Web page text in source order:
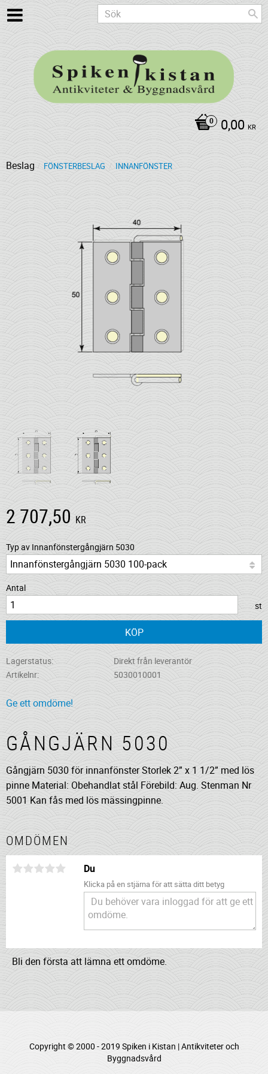
0,00 KR
Beslag FÖNSTERBESLAG INNANFÖNSTER
2 707,50 KR
Typ av Innanfönstergångjärn 5030
Antal
st
KÖP
Lagerstatus
Direkt från leverantör
Artikelnr
5030010001
Ge ett omdöme!
GÅNGJÄRN 5030
Gångjärn 5030 för innanfönster Storlek 2” x 1 1/2” med lös
pinne Material: Obehandlat stål Förebild: Aug. Stenman Nr
5001 Kan fås med lös mässingpinne.
OMDÖMEN
Du
Klicka på en stjärna för att sätta ditt betyg
Bli den första att lämna ett omdöme.
Copyright © 2000 - 2019 Spiken i Kistan | Antikviteter och
Byggnadsvård